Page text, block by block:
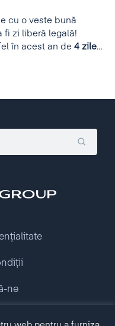
cu o veste bună
fi zi liberă legală!
în acest an de 4 zile
ne